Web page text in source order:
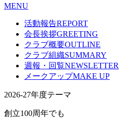
MENU
活動報告REPORT
会長挨拶GREETING
クラブ概要OUTLINE
クラブ組織SUMMARY
週報・回覧NEWSLETTER
メークアップMAKE UP
2026-27年度テーマ
創立100周年でも